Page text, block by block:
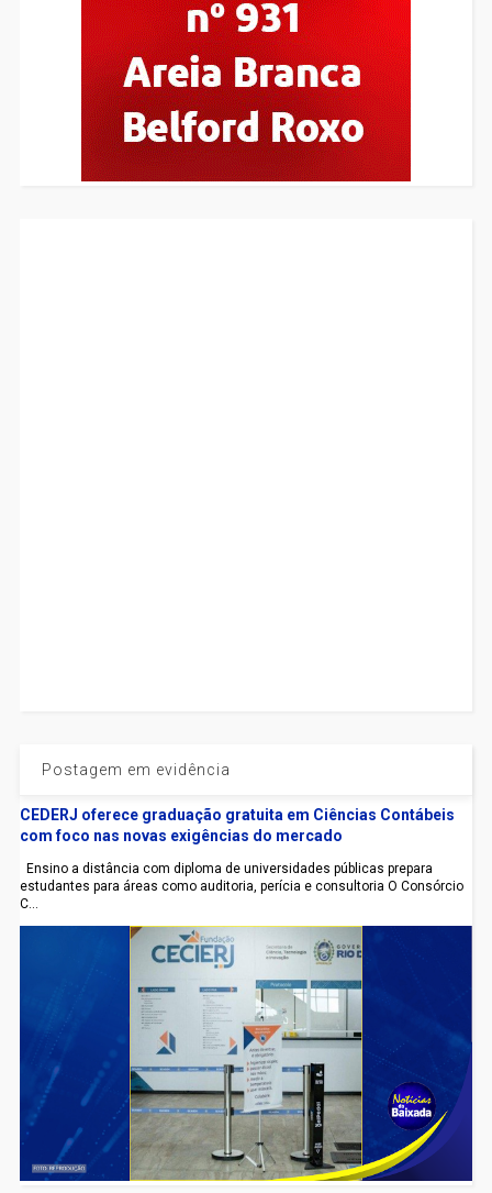
Postagem em evidência
CEDERJ oferece graduação gratuita em Ciências Contábeis
com foco nas novas exigências do mercado
Ensino a distância com diploma de universidades públicas prepara
estudantes para áreas como auditoria, perícia e consultoria O Consórcio
C...